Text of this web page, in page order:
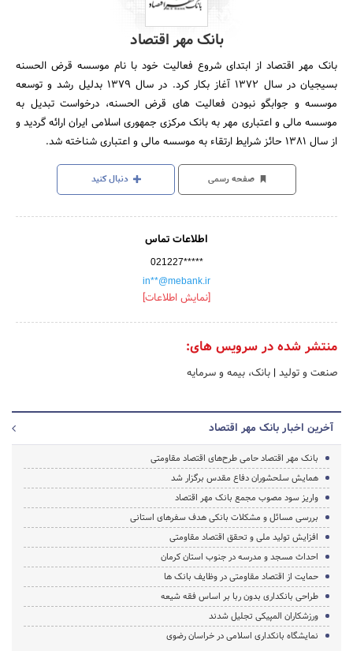
بانک مهر اقتصاد
بانک مهر اقتصاد از ابتدای شروع فعالیت خود با نام موسسه قرض الحسنه
بسیجیان در سال 1372 آغاز بکار کرد. در سال 1379 بدلیل رشد و توسعه
موسسه و جوابگو نبودن فعالیت های قرض الحسنه، درخواست تبدیل به
موسسه مالی و اعتباری مهر به بانک مرکزی جمهوری اسلامی ایران ارائه گردید و
از سال 1381 حائز شرایط ارتقاء به موسسه مالی و اعتباری شناخته شد.
صفحه رسمی دنبال کنید
اطلاعات تماس
021227*****
in**@mebank.ir
[نمایش اطلاعات]
منتشر شده در سرویس های:
صنعت و تولید | بانک، بیمه و سرمایه
آخرین اخبار بانک مهر اقتصاد
بانک مهر اقتصاد حامی طرح‌های اقتصاد مقاومتی
همایش سلحشوران دفاع‌ مقدس برگزار شد
واریز سود مصوب مجمع بانک مهر اقتصاد
بررسی مسائل و مشکلات بانکی هدف سفرهای استانی
افزایش تولید ملی و تحقق اقتصاد مقاومتی
احداث مسجد و مدرسه در جنوب استان کرمان
حمایت از اقتصاد مقاومتی در وظایف بانک ها
طراحی بانکداری بدون ربا بر اساس فقه شیعه
ورزشکاران المپیکی تجلیل شدند
نمایشگاه بانکداری اسلامی در خراسان رضوی